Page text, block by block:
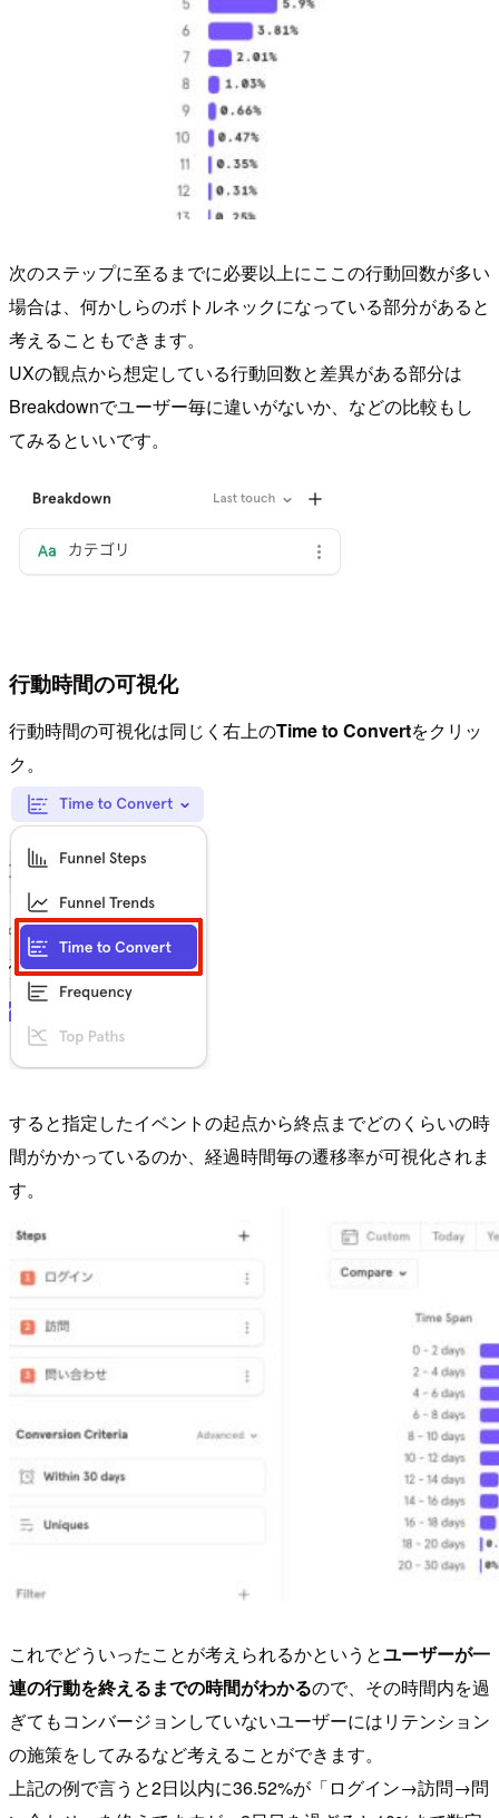
次のステップに至るまでに必要以上にここの行動回数が多い
場合は、何かしらのボトルネックになっている部分があると
考えることもできます。
UXの観点から想定している行動回数と差異がある部分は
Breakdownでユーザー毎に違いがないか、などの比較もし
てみるといいです。
行動時間の可視化
行動時間の可視化は同じく右上のTime to Convertをクリッ
ク。
すると指定したイベントの起点から終点までどのくらいの時
間がかかっているのか、経過時間毎の遷移率が可視化されま
す。
これでどういったことが考えられるかというとユーザーが一
連の行動を終えるまでの時間がわかるので、その時間内を過
ぎてもコンバージョンしていないユーザーにはリテンション
の施策をしてみるなど考えることができます。
上記の例で言うと2日以内に36.52%が「ログイン→訪問→問